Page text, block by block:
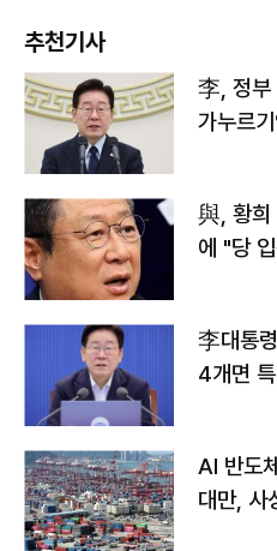
추천기사
李, 정부
가누르
與, 황희
에 "당
李대통
4개면
AI 반도
대만, 사